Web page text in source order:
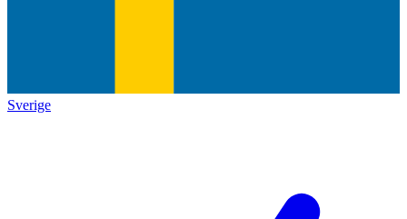
Sverige